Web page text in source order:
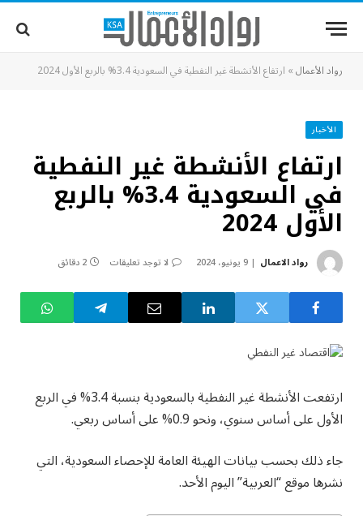
رواد الأعمال» ارتفاع الأنشطة غير النفطية في السعودية 3.4% بالربع الأول 2024
الأخبار
ارتفاع الأنشطة غير النفطية
في السعودية 3.4% بالربع
الأول 2024
رواد الاعمال 9 يونيو، 2024 لا توجد تعليقات 2 دقائق
ارتفعت الأنشطة غير النفطية بالسعودية بنسبة 3.4% في الربع
الأول على أساس سنوي، ونحو 0.9% على أساس ربعي.
جاء ذلك بحسب بيانات الهيئة العامة للإحصاء السعودية، التي
نشرها موقع “العربية” اليوم الأحد.